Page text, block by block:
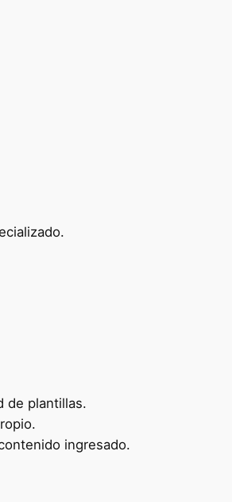
de plantillas.
ingresado.